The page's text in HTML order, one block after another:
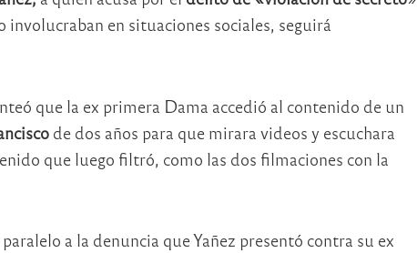
involucraban en situaciones sociales, seguirá
que la ex primera Dama accedió al contenido de un
de dos años para que mirara videos y escuchara
que luego filtró, como las dos filmaciones con la
a la denuncia que Yañez presentó contra su ex